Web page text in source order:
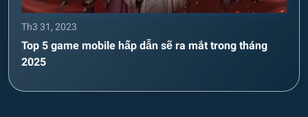
Th3 31, 2023
Top 5 game mobile hấp dẫn sẽ ra mắt trong tháng
2025